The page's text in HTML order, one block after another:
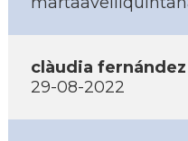
clàudia
29-08-2022